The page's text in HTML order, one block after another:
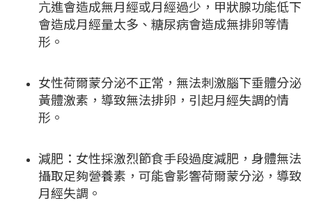
亢進會造成無月經或月經過少，甲狀腺功能低下
會造成月經量太多、糖尿病會造成無排卵等情
形。
女性荷爾蒙分泌不正常，無法刺激腦下垂體分泌
黃體激素，導致無法排卵，引起月經失調的情
形。
減肥：女性採激烈節食手段過度減肥，身體無法
攝取足夠營養素，可能會影響荷爾蒙分泌，導致
月經失調。